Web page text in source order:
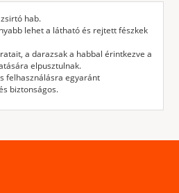
hab.
lehet a látható és rejtett fészkek
a darazsak a habbal érintkezve a
elpusztulnak.
felhasználásra egyaránt
biztonságos.